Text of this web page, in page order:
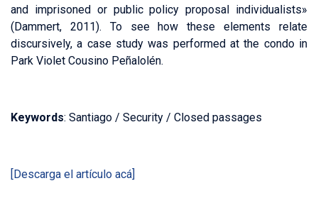
and imprisoned or public policy proposal individualists»
(Dammert, 2011). To see how these elements relate
discursively, a case study was performed at the condo in
Park Violet Cousino Peñalolén.
Keywords: Santiago / Security / Closed passages
[Descarga el artículo acá]